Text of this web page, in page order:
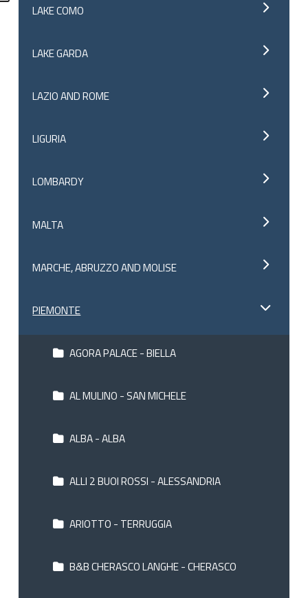
LAKE COMO
LAKE GARDA
LAZIO AND ROME
LIGURIA
LOMBARDY
MALTA
MARCHE, ABRUZZO AND MOLISE
PIEMONTE
AGORA PALACE - BIELLA
AL MULINO - SAN MICHELE
ALBA - ALBA
ALLI 2 BUOI ROSSI - ALESSANDRIA
ARIOTTO - TERRUGGIA
B&B CHERASCO LANGHE - CHERASCO